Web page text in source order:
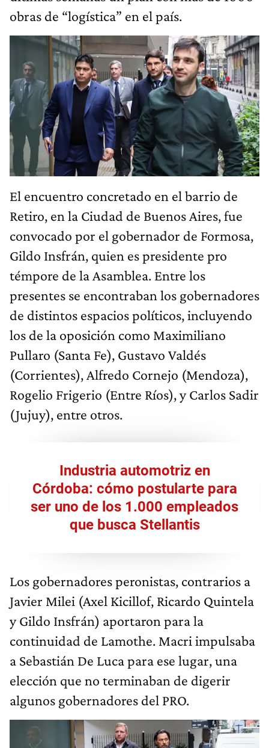
obras de “logística” en el país.
El encuentro concretado en el barrio de
Retiro, en la Ciudad de Buenos Aires, fue
convocado por el gobernador de Formosa,
Gildo Insfrán, quien es presidente pro
témpore de la Asamblea. Entre los
presentes se encontraban los gobernadores
de distintos espacios políticos, incluyendo
los de la oposición como Maximiliano
Pullaro (Santa Fe), Gustavo Valdés
(Corrientes), Alfredo Cornejo (Mendoza),
Rogelio Frigerio (Entre Ríos), y Carlos Sadir
(Jujuy), entre otros.
Industria automotriz en
Córdoba: cómo postularte para
ser uno de los 1.000 empleados
que busca Stellantis
Los gobernadores peronistas, contrarios a
Javier Milei (Axel Kicillof, Ricardo Quintela
y Gildo Insfrán) aportaron para la
continuidad de Lamothe. Macri impulsaba
a Sebastián De Luca para ese lugar, una
elección que no terminaban de digerir
algunos gobernadores del PRO.